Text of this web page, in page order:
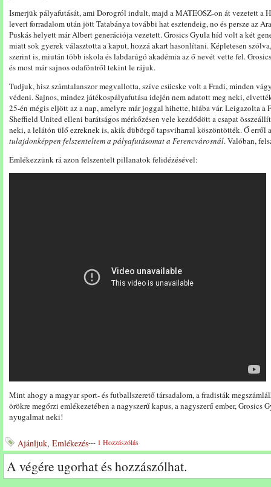
Ismerjük pályafutását, ami Dorogról indult, majd a MATEOSZ-on át vezetett a
levert forradalom után jött Tatabánya további hat esztendeig, no és persze az
Puskás helyett már Albert generációja vezetett. Grosics Gyula híd volt a két
miatt sok gyerek választotta a kaput, hozzá akart hasonlítani. Képletesen
szerint is, miután több iskola és labdarúgó akadémia az ő nevét vette fel.
és most már sajnos odaföntről tekint le rájuk.
Tudjuk, hisz számtalanszor megvallotta, szíve csücske volt a Fradi, minden
védeni. Sajnos, mindez játékospályafutása idején nem adatott meg neki,
25-én mégis eljött az a nap, amelyre már joggal hihette, hiába vár. Leigazolta a
Sheffield United elleni barátságos mérkőzésen vele kezdődött a csapat
neki, a lelátón ülő ezreknek is, akik dübörgő tapsviharral köszöntötték. Ő
tulajdonképpen felszenteltem a pályafutásomat a Ferencvárosnál. Valóban,
Emlékezzünk rá azon felszentelt pillanatok felidézésével:
Mint ahogy a magyar sport- és futballszerető társadalom, a fradisták
örökre megőrzi emlékezetében a nagyszerű kapus, a nagyszerű ember, Grosics
nyugalmat neki!
Ajánljuk, Emlékezés--- 1 Hozzászólás
A végére ugorhat és hozzászólhat.